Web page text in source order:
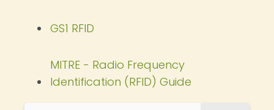
GS1 RFID
MITRE - Radio Frequency
Identification (RFID) Guide